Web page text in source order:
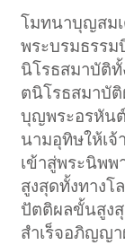
โมทนาบุญสม
พระบรมธรร
นิโรธสมาบัติ
ตนิโรธสมาบั
บุญพระอรหัน
นามอุทิษให้เจ้
เข้าสู่พระนิพ
สูงสุดทั้งทางโ
ปัตติผลขั้นสูง
สำเร็จอภิญญ